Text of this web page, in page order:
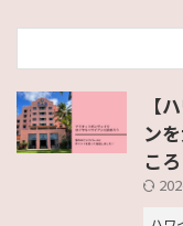
【
ン
ころ